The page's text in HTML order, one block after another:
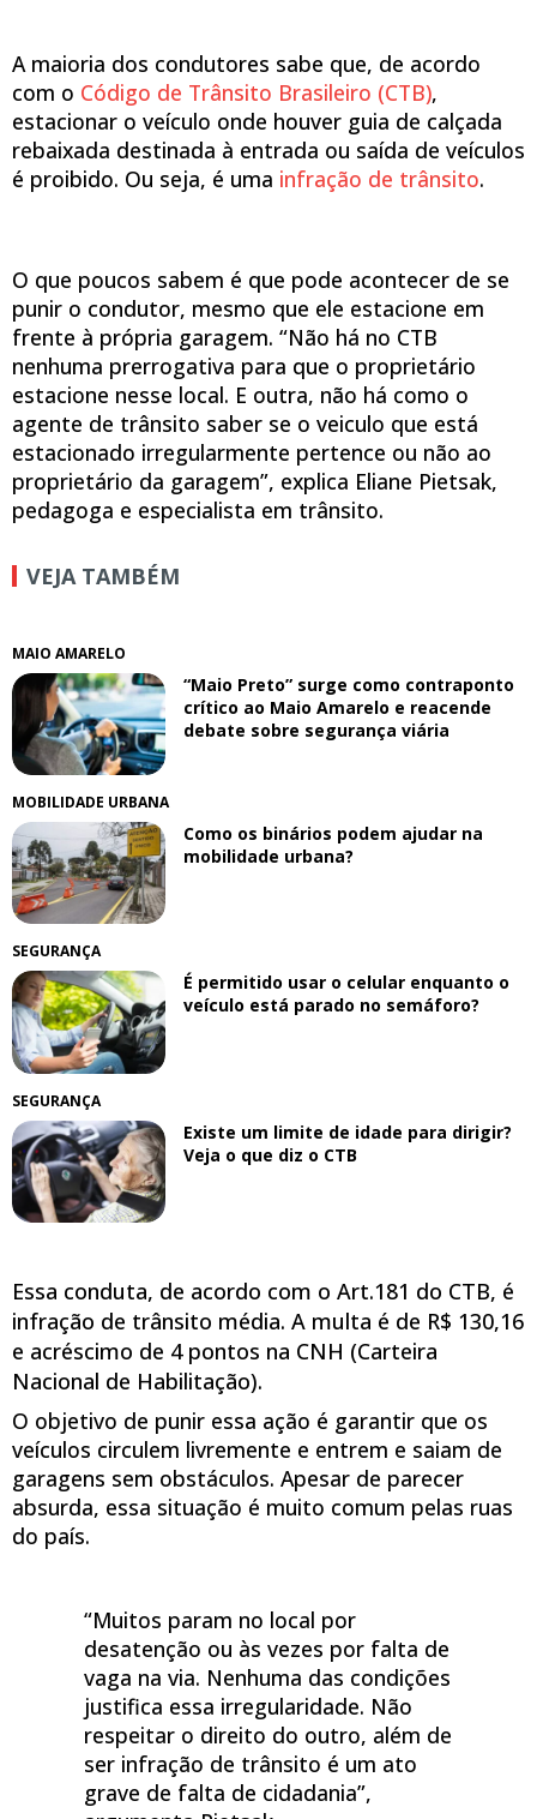
A maioria dos condutores sabe que, de acordo
com o Código de Trânsito Brasileiro (CTB),
estacionar o veículo onde houver guia de calçada
rebaixada destinada à entrada ou saída de veículos
é proibido. Ou seja, é uma infração de trânsito.
O que poucos sabem é que pode acontecer de se
punir o condutor, mesmo que ele estacione em
frente à própria garagem. “Não há no CTB
nenhuma prerrogativa para que o proprietário
estacione nesse local. E outra, não há como o
agente de trânsito saber se o veiculo que está
estacionado irregularmente pertence ou não ao
proprietário da garagem”, explica Eliane Pietsak,
pedagoga e especialista em trânsito.
VEJA TAMBÉM
MAIO AMARELO
“Maio Preto” surge como contraponto
crítico ao Maio Amarelo e reacende
debate sobre segurança viária
MOBILIDADE URBANA
Como os binários podem ajudar na
mobilidade urbana?
SEGURANÇA
É permitido usar o celular enquanto o
veículo está parado no semáforo?
SEGURANÇA
Existe um limite de idade para dirigir?
Veja o que diz o CTB
Essa conduta, de acordo com o Art.181 do CTB, é
infração de trânsito média. A multa é de R$ 130,16
e acréscimo de 4 pontos na CNH (Carteira
Nacional de Habilitação).
O objetivo de punir essa ação é garantir que os
veículos circulem livremente e entrem e saiam de
garagens sem obstáculos. Apesar de parecer
absurda, essa situação é muito comum pelas ruas
do país.
“Muitos param no local por
desatenção ou às vezes por falta de
vaga na via. Nenhuma das condições
justifica essa irregularidade. Não
respeitar o direito do outro, além de
ser infração de trânsito é um ato
grave de falta de cidadania”,